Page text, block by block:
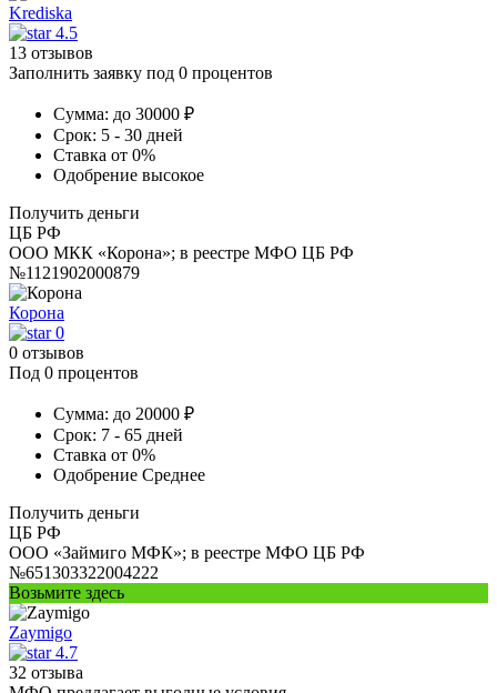
Krediska
4.5
13 отзывов
Заполнить заявку под 0 процентов
Сумма: до 30000 ₽
Срок: 5 - 30 дней
Ставка от 0%
Одобрение высокое
Получить деньги
ЦБ РФ
ООО МКК «Корона»; в реестре МФО ЦБ РФ
№1121902000879
Корона
0
0 отзывов
Под 0 процентов
Сумма: до 20000 ₽
Срок: 7 - 65 дней
Ставка от 0%
Одобрение Среднее
Получить деньги
ЦБ РФ
ООО «Займиго МФК»; в реестре МФО ЦБ РФ
№651303322004222
Возьмите здесь
Zaymigo
4.7
32 отзыва